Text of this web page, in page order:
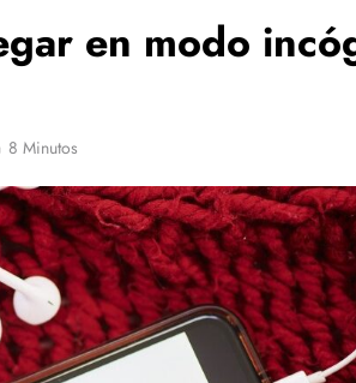
en modo
8 Minutos
Agentes IA
reales: se
y OpenAI no
agosto 4, 2026